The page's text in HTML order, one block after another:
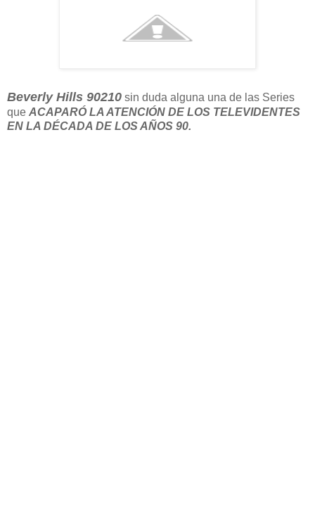
Beverly Hills 90210 sin duda alguna una de las Series
que ACAPARÓ LA ATENCIÓN DE LOS TELEVIDENTES
EN LA DÉCADA DE LOS AÑOS 90.